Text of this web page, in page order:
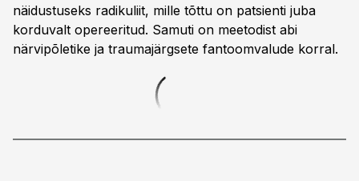
näidustuseks radikuliit, mille tõttu on patsienti juba
korduvalt opereeritud. Samuti on meetodist abi
närvipõletike ja traumajärgsete fantoomvalude korral.